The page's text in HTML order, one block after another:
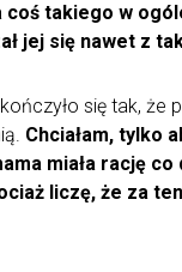
coś takiego w
jej się nawet z
się tak, że
Chciałam, tylko
miała rację
liczę, że za